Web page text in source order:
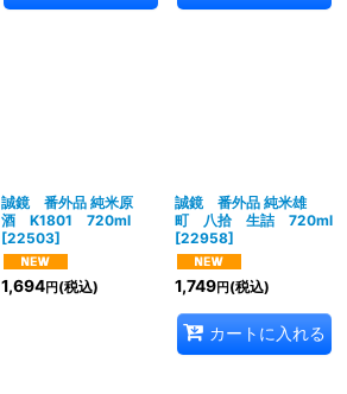
誠鏡 番外品 純米原
酒 K1801 720ml
[22503]
1,694円(税込)
誠鏡 番外品 純米雄
町 八拾 生詰 720ml
[22958]
1,749円(税込)
カートに入れる